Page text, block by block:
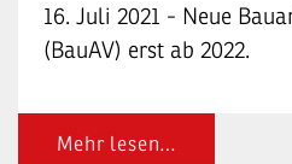
16. Juli 2021 - Neue
(BauAV) erst ab 2022.
Mehr lesen…